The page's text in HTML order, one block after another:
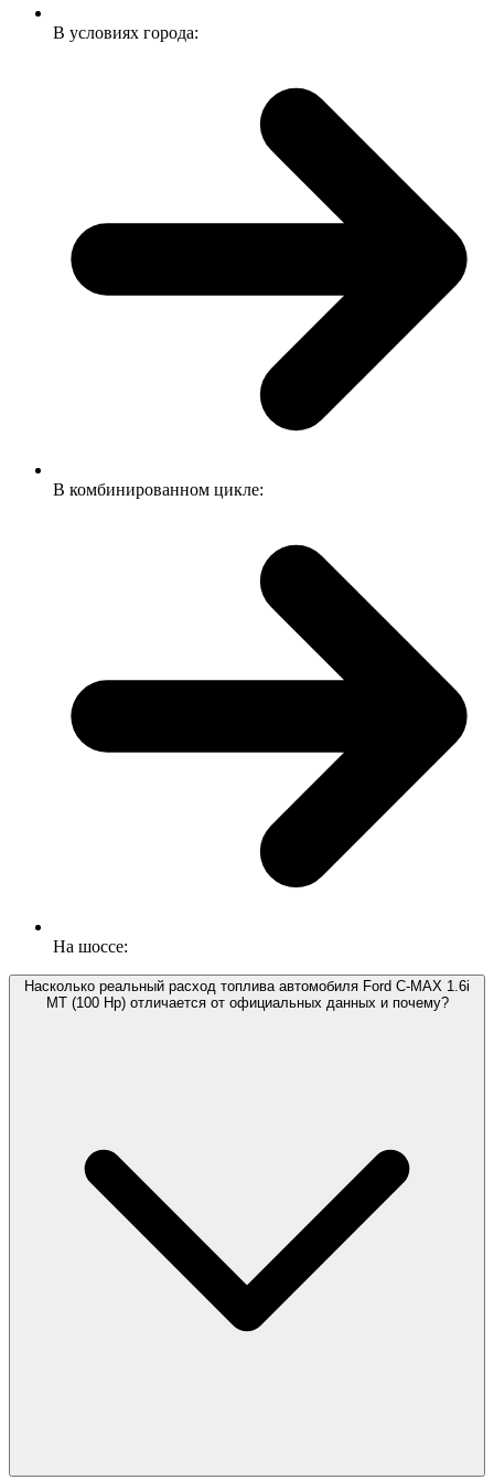
В условиях города:
В комбинированном цикле:
На шоссе:
Насколько реальный расход топлива автомобиля Ford C-MAX 1.6i
MT (100 Hp) отличается от официальных данных и почему?